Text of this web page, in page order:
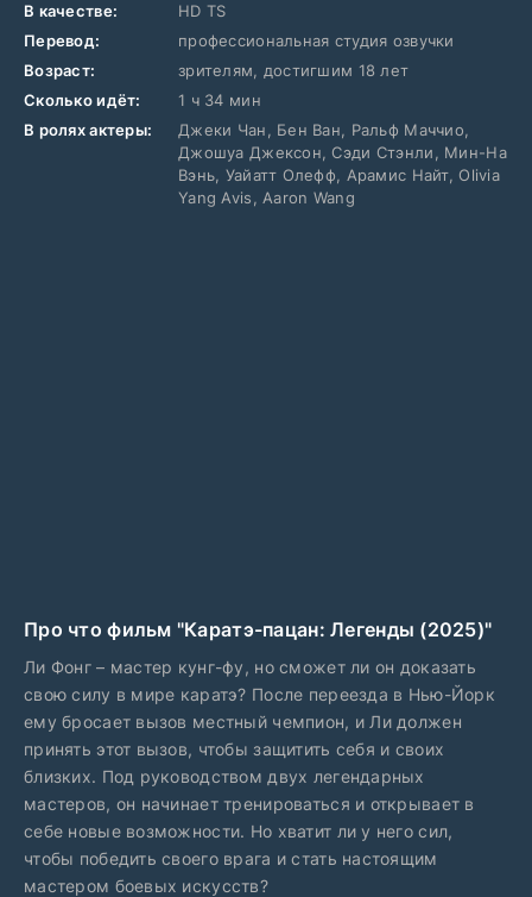
В качестве:
HD TS
Перевод:
профессиональная студия озвучки
Возраст:
зрителям, достигшим 18 лет
Сколько идёт:
1 ч 34 мин
В ролях актеры:
Джеки Чан, Бен Ван, Ральф Маччио,
Джошуа Джексон, Сэди Стэнли, Мин-На
Вэнь, Уайатт Олефф, Арамис Найт, Olivia
Yang Avis, Aaron Wang
Про что фильм "Каратэ-пацан: Легенды (2025)"
Ли Фонг – мастер кунг-фу, но сможет ли он доказать
свою силу в мире каратэ? После переезда в Нью-Йорк
ему бросает вызов местный чемпион, и Ли должен
принять этот вызов, чтобы защитить себя и своих
близких. Под руководством двух легендарных
мастеров, он начинает тренироваться и открывает в
себе новые возможности. Но хватит ли у него сил,
чтобы победить своего врага и стать настоящим
мастером боевых искусств?